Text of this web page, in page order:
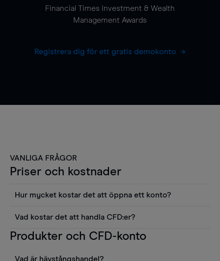
Financial Times Investment & Wealth
Management Awards
Registrera dig för ett gratis demokonto
VANLIGA FRÅGOR
Priser och kostnader
Hur mycket kostar det att öppna ett konto?
använda sådana verktyg som diagram, Reuters
aktierapporter utan kostnad.
Vad kostar det att handla CFD:er?
Det är en rad kostnader att tänka på när man
innehavskostnader (för positioner som hålls öppna
Produkter och CFD-konto
Vad är hävstångshandel?